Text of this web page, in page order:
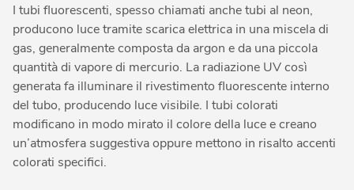
I tubi fluorescenti, spesso chiamati anche tubi al neon,
producono luce tramite scarica elettrica in una miscela di
gas, generalmente composta da argon e da una piccola
quantità di vapore di mercurio. La radiazione UV così
generata fa illuminare il rivestimento fluorescente interno
del tubo, producendo luce visibile. I tubi colorati
modificano in modo mirato il colore della luce e creano
un’atmosfera suggestiva oppure mettono in risalto accenti
colorati specifici.